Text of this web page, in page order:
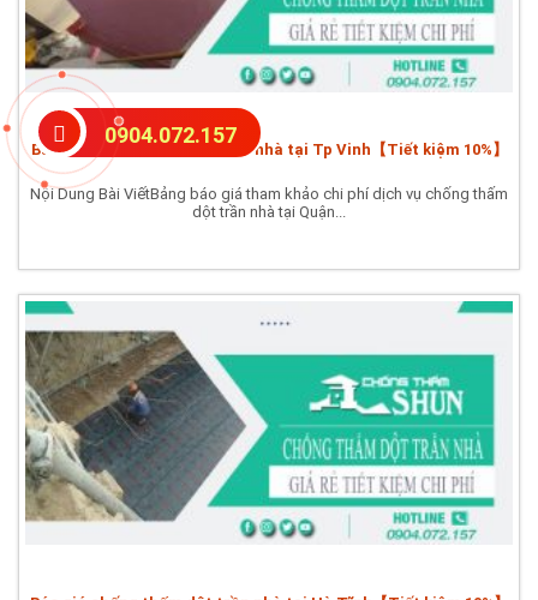
Báo giá chống thấm dột trần nhà tại Tp Vinh【Tiết kiệm 10%】
Nội Dung Bài ViếtBảng báo giá tham khảo chi phí dịch vụ chống thấm
dột trần nhà tại Quận...
0904.072.157